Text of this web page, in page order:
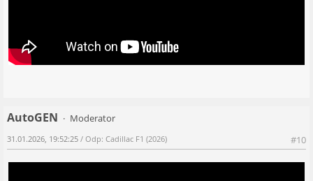
AutoGEN
Moderator
#10
31.01.2026, 19:52:25 / Odp: Cadillac F1 (2026)